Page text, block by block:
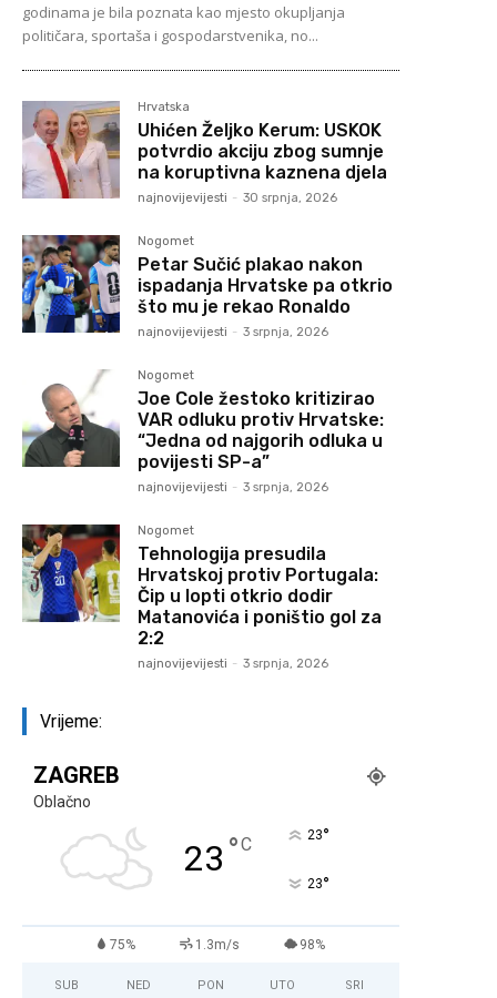
godinama je bila poznata kao mjesto okupljanja
političara, sportaša i gospodarstvenika, no...
Hrvatska
Uhićen Željko Kerum: USKOK
potvrdio akciju zbog sumnje
na koruptivna kaznena djela
najnovijevijesti - 30 srpnja, 2026
Nogomet
Petar Sučić plakao nakon
ispadanja Hrvatske pa otkrio
što mu je rekao Ronaldo
najnovijevijesti - 3 srpnja, 2026
Nogomet
Joe Cole žestoko kritizirao
VAR odluku protiv Hrvatske:
“Jedna od najgorih odluka u
povijesti SP-a”
najnovijevijesti - 3 srpnja, 2026
Nogomet
Tehnologija presudila
Hrvatskoj protiv Portugala:
Čip u lopti otkrio dodir
Matanovića i poništio gol za
2:2
najnovijevijesti - 3 srpnja, 2026
Vrijeme:
ZAGREB
Oblačno
23 °C 23°
23°
75% 1.3m/s 98%
SUB NED PON UTO SRI